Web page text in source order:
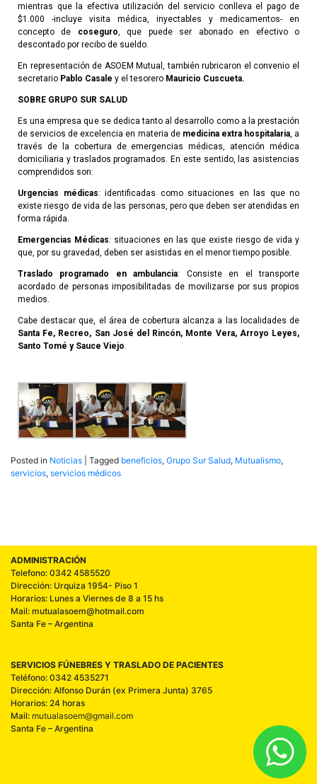
mientras que la efectiva utilización del servicio conlleva el pago de
$1.000 -incluye visita médica, inyectables y medicamentos- en
concepto de coseguro, que puede ser abonado en efectivo o
descontado por recibo de sueldo.
En representación de ASOEM Mutual, también rubricaron el convenio el
secretario Pablo Casale y el tesorero Mauricio Cuscueta.
SOBRE GRUPO SUR SALUD
Es una empresa que se dedica tanto al desarrollo como a la prestación
de servicios de excelencia en materia de medicina extra hospitalaria, a
través de la cobertura de emergencias médicas, atención médica
domiciliaria y traslados programados. En este sentido, las asistencias
comprendidos son:
Urgencias médicas: identificadas como situaciones en las que no
existe riesgo de vida de las personas, pero que deben ser atendidas en
forma rápida.
Emergencias Médicas: situaciones en las que existe riesgo de vida y
que, por su gravedad, deben ser asistidas en el menor tiempo posible.
Traslado programado en ambulancia: Consiste en el transporte
acordado de personas imposibilitadas de movilizarse por sus propios
medios.
Cabe destacar que, el área de cobertura alcanza a las localidades de
Santa Fe, Recreo, San José del Rincón, Monte Vera, Arroyo Leyes,
Santo Tomé y Sauce Viejo.
Posted in Noticias Tagged beneficios, Grupo Sur Salud, Mutualismo,
servicios, servicios médicos
ADMINISTRACIÓN
Telefono: 0342 4585520
Dirección: Urquiza 1954- Piso 1
Horarios: Lunes a Viernes de 8 a 15 hs
Mail: mutualasoem@hotmail.com
Santa Fe – Argentina
SERVICIOS FÚNEBRES Y TRASLADO DE PACIENTES
Teléfono: 0342 4535271
Dirección: Alfonso Durán (ex Primera Junta) 3765
Horarios: 24 horas
Mail: mutualasoem@gmail.com
Santa Fe – Argentina